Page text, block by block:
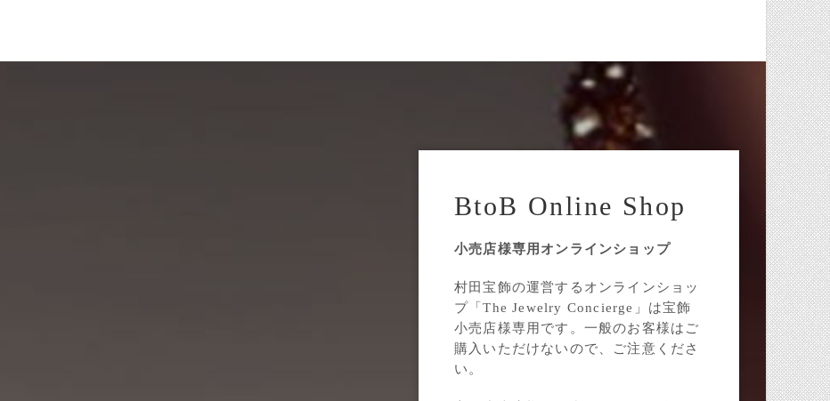
BtoB Online Shop
小売店様専用オンラインショップ
村田宝飾の運営するオンラインショッ
プ「The Jewelry Concierge」は宝飾
小売店様専用です。一般のお客様はご
購入いただけないので、ご注意くださ
い。